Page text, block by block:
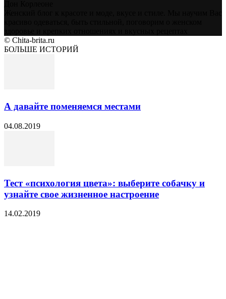
© Chita-brita.ru
БОЛЬШЕ ИСТОРИЙ
А давайте поменяемся местами
04.08.2019
Тест «психология цвета»: выберите собачку и
узнайте свое жизненное настроение
14.02.2019